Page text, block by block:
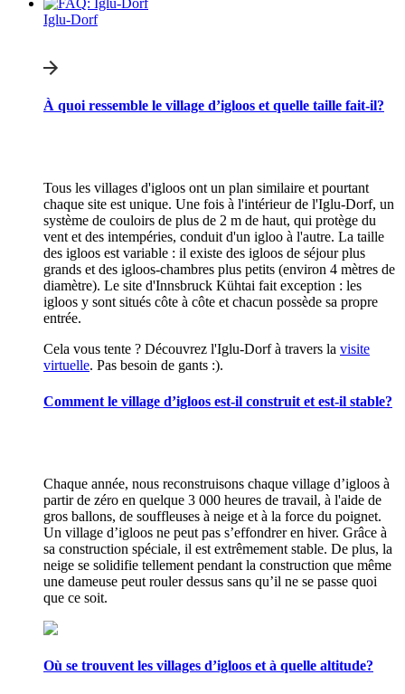
Iglu-Dorf
À quoi ressemble le village d’igloos et quelle taille fait-il?
Tous les villages d'igloos ont un plan similaire et pourtant
chaque site est unique. Une fois à l'intérieur de l'Iglu-Dorf, un
système de couloirs de plus de 2 m de haut, qui protège du
vent et des intempéries, conduit d'un igloo à l'autre. La taille
des igloos est variable : il existe des igloos de séjour plus
grands et des igloos-chambres plus petits (environ 4 mètres de
diamètre). Le site d'Innsbruck Kühtai fait exception : les
igloos y sont situés côte à côte et chacun possède sa propre
entrée.
Cela vous tente ? Découvrez l'Iglu-Dorf à travers la visite
virtuelle. Pas besoin de gants :).
Comment le village d’igloos est-il construit et est-il stable?
Chaque année, nous reconstruisons chaque village d’igloos à
partir de zéro en quelque 3 000 heures de travail, à l'aide de
gros ballons, de souffleuses à neige et à la force du poignet.
Un village d’igloos ne peut pas s’effondrer en hiver. Grâce à
sa construction spéciale, il est extrêmement stable. De plus, la
neige se solidifie tellement pendant la construction que même
une dameuse peut rouler dessus sans qu’il ne se passe quoi
que ce soit.
Où se trouvent les villages d’igloos et à quelle altitude?